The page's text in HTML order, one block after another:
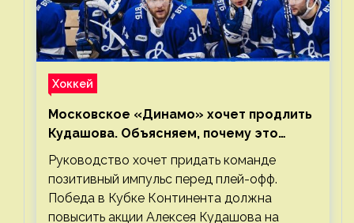
Хоккей
Московское «Динамо» хочет продлить
Кудашова. Объясняем, почему это
правильно
Руководство хочет придать команде
позитивный импульс перед плей-офф.
Победа в Кубке Континента должна
повысить акции Алексея Кудашова на